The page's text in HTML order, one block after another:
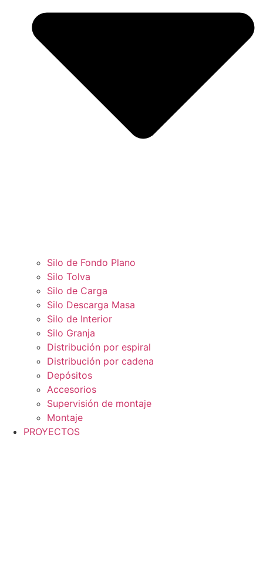
Silo de Fondo Plano
Silo Tolva
Silo de Carga
Silo Descarga Masa
Silo de Interior
Silo Granja
Distribución por espiral
Distribución por cadena
Depósitos
Accesorios
Supervisión de montaje
Montaje
PROYECTOS